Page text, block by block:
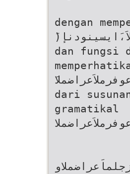
dengan
)َدلابلاَجراخَيفَةساردلاَ،َايسينودنإ
dan fungsi
dari
gramatikal